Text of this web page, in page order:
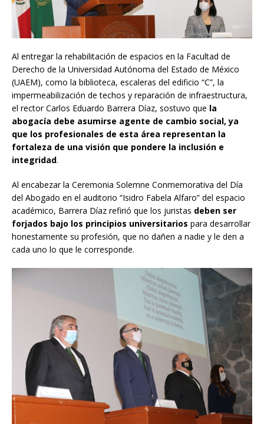
Al entregar la rehabilitación de espacios en la Facultad de
Derecho de la Universidad Autónoma del Estado de México
(UAEM), como la biblioteca, escaleras del edificio “C”, la
impermeabilización de techos y reparación de infraestructura,
el rector Carlos Eduardo Barrera Díaz, sostuvo que la
abogacía debe asumirse agente de cambio social, ya
que los profesionales de esta área representan la
fortaleza de una visión que pondere la inclusión e
integridad.
Al encabezar la Ceremonia Solemne Conmemorativa del Día
del Abogado en el auditorio “Isidro Fabela Alfaro” del espacio
académico, Barrera Díaz refirió que los juristas deben ser
forjados bajo los principios universitarios para desarrollar
honestamente su profesión, que no dañen a nadie y le den a
cada uno lo que le corresponde.